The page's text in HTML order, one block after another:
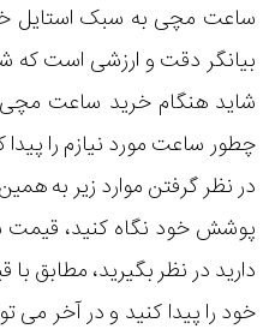
ساعت مچی به سبک استایل
بیانگر دقت و ارزشی است که
شاید هنگام خرید ساعت مچی
چطور ساعت مورد نیازم را پیدا
در نظر گرفتن موارد زیر به
پوشش خود نگاه کنید،
دارید در نظر بگیرید، مطابق
خود را پیدا کنید و در آخر می